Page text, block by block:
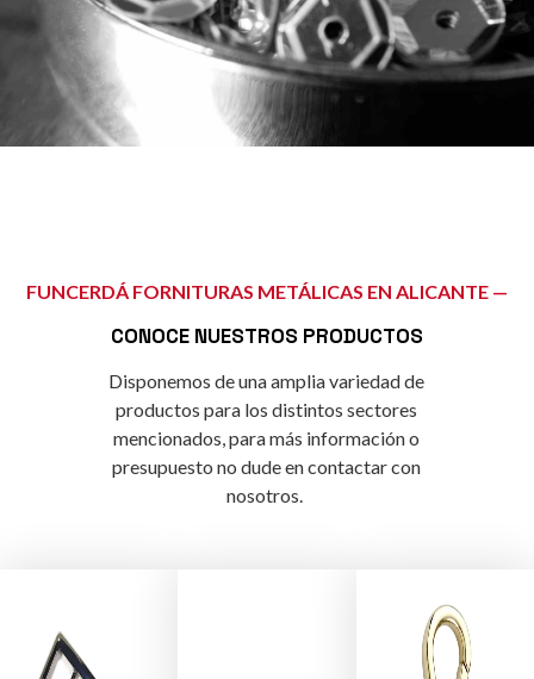
FUNCERDÁ FORNITURAS METÁLICAS EN ALICANTE —
CONOCE NUESTROS PRODUCTOS
Disponemos de una amplia variedad de
productos para los distintos sectores
mencionados, para más información o
presupuesto no dude en contactar con
nosotros.